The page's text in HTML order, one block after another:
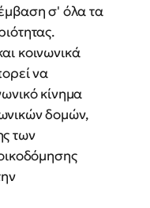
σ' όλα τα
κοινωνικά
να
κίνημα
δομών,
των